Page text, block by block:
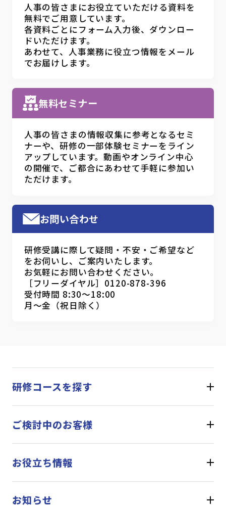
人事の皆さまにお役立ていただける資料を
無料でご用意しています。
各資料ごとにフォーム入力後、ダウンロー
ドいただけます。
あわせて、人事業務に役立つ情報をメール
でお届けします。
無料セミナー
人事の皆さまの情報収集に参考となるセミ
ナーや、研修の一部体験セミナーをライン
アップしています。動画やオンライン中心
の開催で、ご都合にあわせて手軽に参加い
ただけます。
お問い合わせ
研修受講に際して疑問・不安・ご希望など
をお伺いし、ご案内いたします。
お気軽にお問い合わせください。
［フリーダイヤル］0120-878-396
受付時間 8:30～18:00
月～金（祝日除く）
研修コースを探す
ご検討中のお客様
お役立ち情報
お知らせ